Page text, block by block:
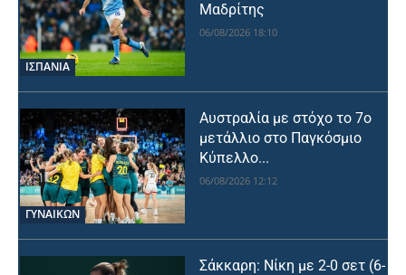
ΙΣΠΑΝΙΑ
Μαδρίτης
06/08/2026 18:10
ΓΥΝΑΙΚΩΝ
Αυστραλία με στόχο το 7ο
μετάλλιο στο Παγκόσμιο
Κύπελλο...
06/08/2026 12:12
Σάκκαρη: Νίκη με 2-0 σετ (6-